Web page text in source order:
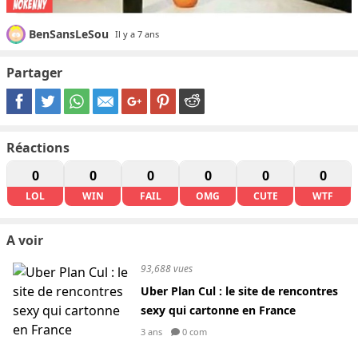
BenSansLeSou Il y a 7 ans
Partager
Réactions
0
LOL
0
WIN
0
FAIL
0
OMG
0
CUTE
0
WTF
A voir
93,688 vues
Uber Plan Cul : le site de rencontres
sexy qui cartonne en France
3 ans 0 com